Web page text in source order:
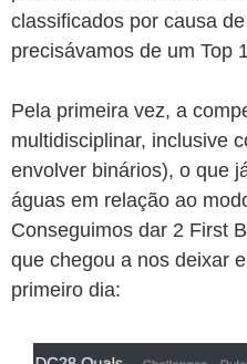
classificados por causa
precisávamos de um Top
Pela primeira vez, a
multidisciplinar, inclusive
envolver binários), o que
águas em relação ao
Conseguimos dar 2 First
que chegou a nos deixar
primeiro dia: